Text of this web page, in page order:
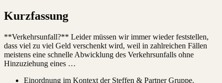
Kurzfassung
**Verkehrsunfall?** Leider müssen wir immer wieder feststellen,
dass viel zu viel Geld verschenkt wird, weil in zahlreichen Fällen
meistens eine schnelle Abwicklung des Verkehrsunfalls ohne
Hinzuziehung eines …
Einordnung im Kontext der Steffen & Partner Gruppe.